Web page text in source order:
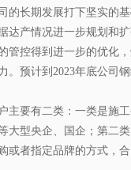
的长期发展打下坚实的基
产情况进一步规划和扩
管控得到进一步的优化
。预计到2023年底公司
要有二类：一类是施工
大型央企、国企；第二
或者指定品牌的方式，